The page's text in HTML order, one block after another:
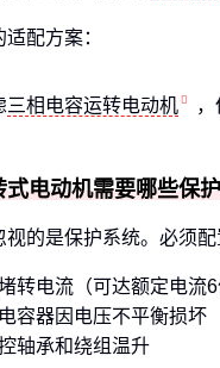
配方案：
三相电容运转电动机
电动机需要哪些保护
的是保护系统。必须配
转电流（可达额定电流6
容器因电压不平衡损坏
轴承和绕组温升